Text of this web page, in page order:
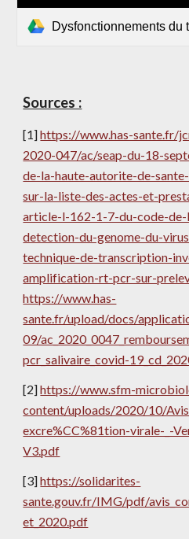
Dysfonctionnements du test de dépistage PCR
Sources :
[1] https://www.has-sante.fr/
2020-047/ac/seap-du-18-
de-la-haute-autorite-de-
sur-la-liste-des-actes-et-
article-l-162-1-7-du-code-
detection-du-genome-du-
technique-de-transcription-
amplification-rt-pcr-sur-
https://www.has-
sante.fr/upload/docs/
09/
pcr_salivaire_covid-
[2] https://www.sfm-
content/uploads/2020/10/
excre%CC%81tion-virale-_-
V3.pdf
[3] https://solidarites-
sante.gouv.fr/IMG/pdf/
et_2020.pdf